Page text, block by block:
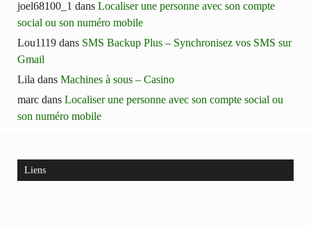
joel68100_1 dans Localiser une personne avec son compte
social ou son numéro mobile
Lou1119 dans SMS Backup Plus – Synchronisez vos SMS sur
Gmail
Lila dans Machines à sous – Casino
marc dans Localiser une personne avec son compte social ou
son numéro mobile
Liens